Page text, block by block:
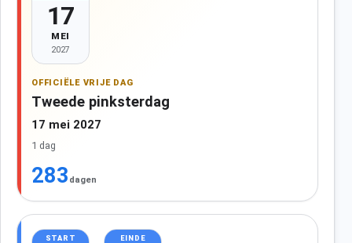
17
MEI
2027
OFFICIËLE VRIJE DAG
Tweede pinksterdag
17 mei 2027
1 dag
283 dagen
START EINDE